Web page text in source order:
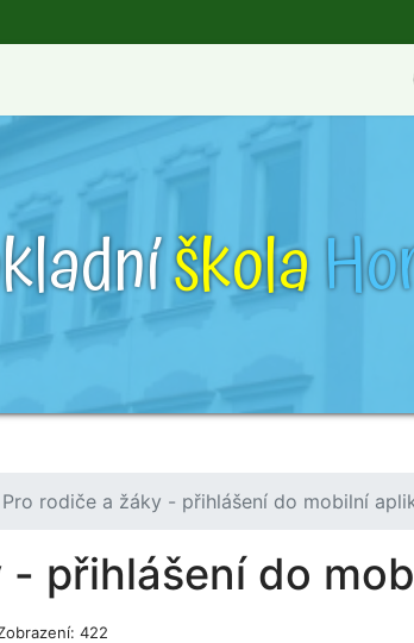
škola
Pro rodiče a žáky - přihlášení do mobilní
- přihlášení do
422